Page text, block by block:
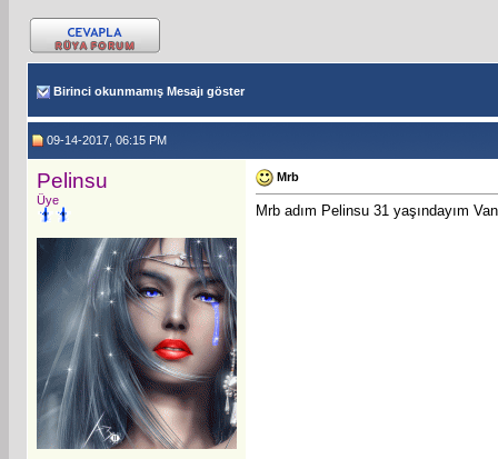
Birinci okunmamış Mesajı göster
09-14-2017, 06:15 PM
Pelinsu
Üye
Mrb
Mrb adım Pelinsu 31 yaşındayım